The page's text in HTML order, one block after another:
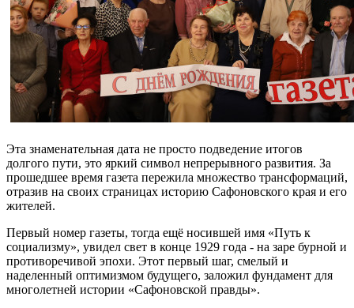
Эта знаменательная дата не просто подведение итогов
долгого пути, это яркий символ непрерывного развития. За
прошедшее время газета пережила множество трансформаций,
отразив на своих страницах историю Сафоновского края и его
жителей.
Первый номер газеты, тогда ещё носившей имя «Путь к
социализму», увидел свет в конце 1929 года - на заре бурной и
противоречивой эпохи. Этот первый шаг, смелый и
наделенный оптимизмом будущего, заложил фундамент для
многолетней истории «Сафоновской правды».